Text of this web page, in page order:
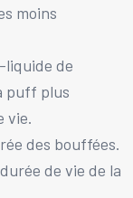
moins
liquide de
puff plus
vie.
des bouffées.
de vie de la